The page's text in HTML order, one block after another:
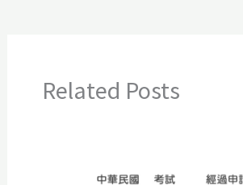
Related Posts